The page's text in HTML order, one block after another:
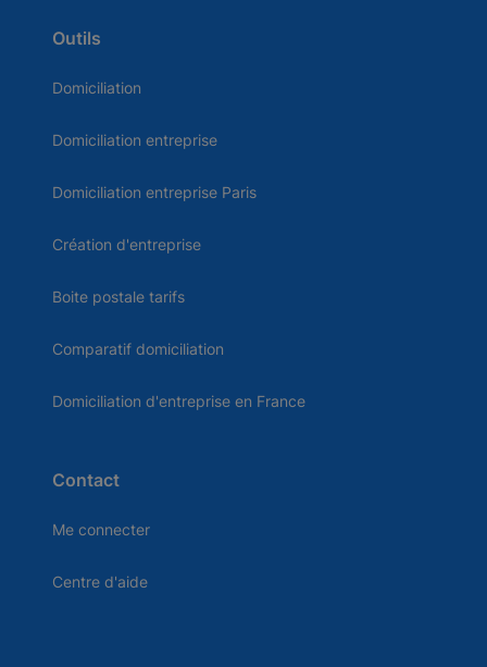
Outils
Domiciliation
Domiciliation entreprise
Domiciliation entreprise Paris
Création d'entreprise
Boite postale tarifs
Comparatif domiciliation
Domiciliation d'entreprise en France
Contact
Me connecter
Centre d'aide